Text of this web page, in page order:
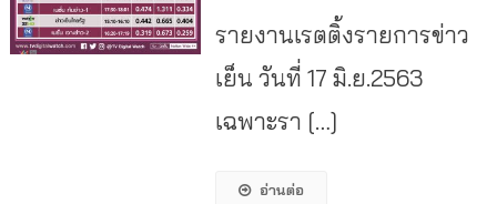
รายงานเรตติ้งรายการข่าว
เย็น วันที่ 17 มิ.ย.2563
เฉพาะรา […]
อ่านต่อ